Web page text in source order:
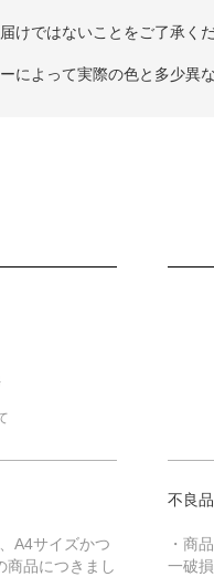
けではないことをご了承くだ
によって実際の色と多少異
A4サイズかつ
商品につきまし
不良品
・商
一破